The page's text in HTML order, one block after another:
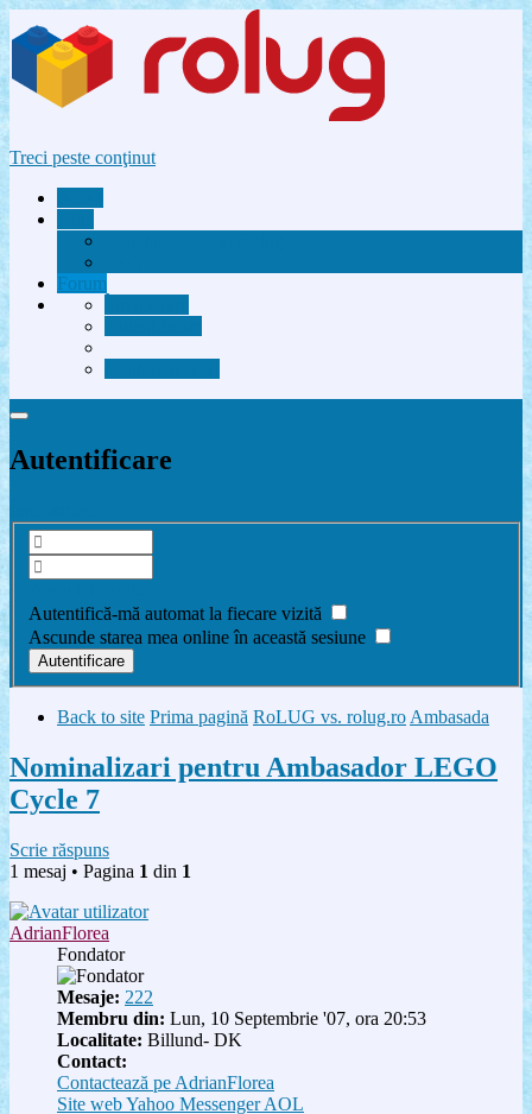
Treci peste conţinut
Forum
Autentificare
Autentifică-mă automat la fiecare vizită
Ascunde starea mea online în această sesiune
Back to site Prima pagină RoLUG vs. rolug.roAmbasada
Nominalizari pentru Ambasador LEGO
Cycle 7
Scrie răspuns
1 mesaj • Pagina 1 din 1
AdrianFlorea
Fondator
Mesaje: 222
Membru din: Lun, 10 Septembrie '07, ora 20:53
Localitate: Billund- DK
Contact:
Contactează pe AdrianFlorea
Site webYahoo Messenger AOL